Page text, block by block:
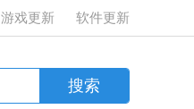
游戏更新 软件更新